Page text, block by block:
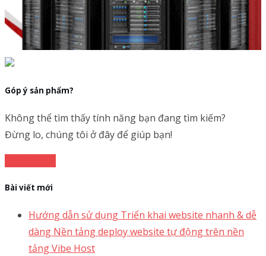
Góp ý sản phẩm?
Không thể tìm thấy tính năng bạn đang tìm kiếm?
Đừng lo, chúng tôi ở đây để giúp bạn!
Bài viết mới
Hướng dẫn sử dụng Triển khai website nhanh & dễ
dàng Nền tảng deploy website tự động trên nền
tảng Vibe Host